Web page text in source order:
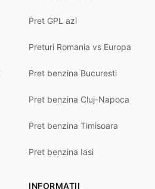
Pret GPL azi
Preturi Romania vs Europa
Pret benzina Bucuresti
Pret benzina Cluj-Napoca
Pret benzina Timisoara
Pret benzina Iasi
INFORMATII